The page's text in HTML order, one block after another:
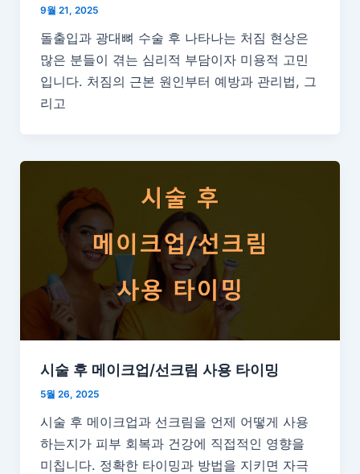
9월 21, 2025
돌출입과 광대뼈 수술 후 나타나는 처짐 현상은
많은 분들이 겪는 심리적 부담이자 미용적 고민
입니다. 처짐의 근본 원인부터 예방과 관리법, 그
리고
시술 후 메이크업/선크림 사용 타이밍
5월 26, 2025
시술 후 메이크업과 선크림을 언제 어떻게 사용
하는지가 피부 회복과 건강에 직접적인 영향을
미칩니다. 정확한 타이밍과 방법을 지키면 자극